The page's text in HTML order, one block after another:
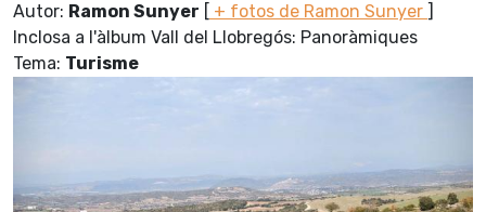
Autor: Ramon Sunyer [ + fotos de Ramon Sunyer ]
Inclosa a l'àlbum Vall del Llobregós: Panoràmiques
Tema: Turisme